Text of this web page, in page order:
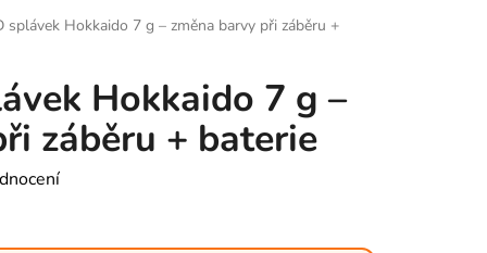
splávek Hokkaido 7 g – změna barvy při záběru +
Hokkaido 7 g –
záběru + baterie